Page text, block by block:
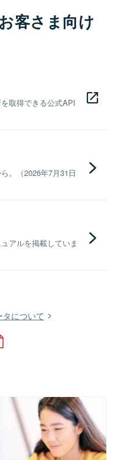
客さま向け
取得できる公式API
。（2026年7月31日
アルを掲載していま
について